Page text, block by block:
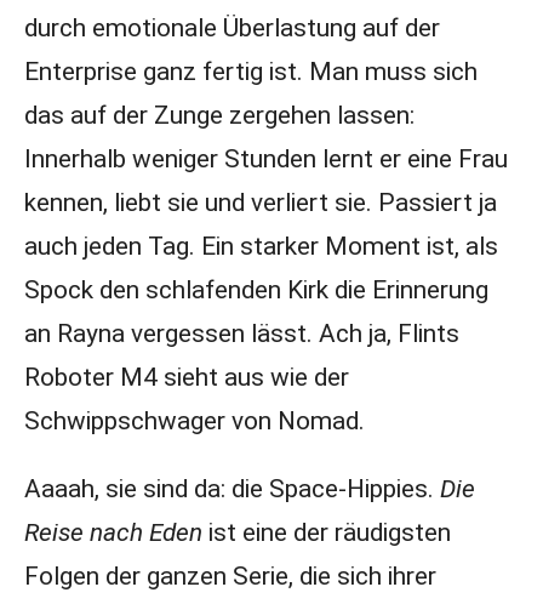
durch emotionale Überlastung auf der
Enterprise ganz fertig ist. Man muss sich
das auf der Zunge zergehen lassen:
Innerhalb weniger Stunden lernt er eine Frau
kennen, liebt sie und verliert sie. Passiert ja
auch jeden Tag. Ein starker Moment ist, als
Spock den schlafenden Kirk die Erinnerung
an Rayna vergessen lässt. Ach ja, Flints
Roboter M4 sieht aus wie der
Schwippschwager von Nomad.
Aaaah, sie sind da: die Space-Hippies. Die
Reise nach Eden ist eine der räudigsten
Folgen der ganzen Serie, die sich ihrer